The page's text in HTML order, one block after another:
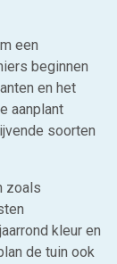
een
beginnen
en het
aanplant
soorten
zoals
kleur en
de tuin ook